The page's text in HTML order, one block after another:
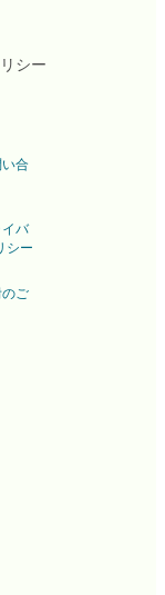
シー
い合
イバ
シー
ご